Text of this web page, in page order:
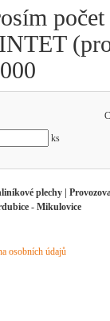
ks
plechy |
- Mikulovice
osobních údajů